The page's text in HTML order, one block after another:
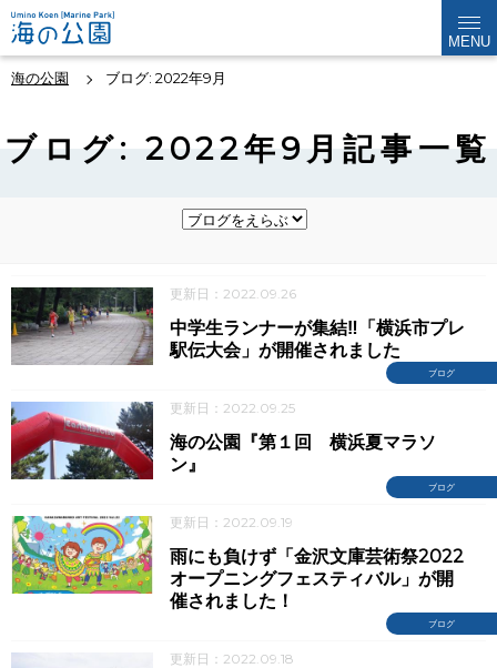
MENU
海の公園 ブログ: 2022年9月
ブログ: 2022年9月記事一覧
更新日：2022.09.26
ブログ
中学生ランナーが集結‼「横浜市プレ
駅伝大会」が開催されました
更新日：2022.09.25
ブログ
海の公園『第１回 横浜夏マラソ
ン』
更新日：2022.09.19
ブログ
雨にも負けず「金沢文庫芸術祭2022
オープニングフェスティバル」が開
催されました！
更新日：2022.09.18